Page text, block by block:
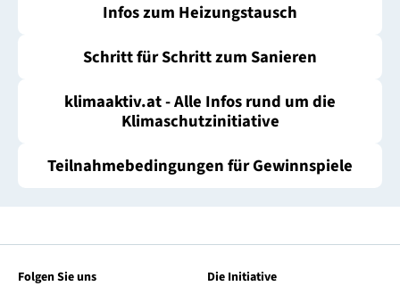
Infos zum Heizungstausch
Schritt für Schritt zum Sanieren
klimaaktiv.at - Alle Infos rund um die
Klimaschutzinitiative
Teilnahmebedingungen für Gewinnspiele
Folgen Sie uns
Die Initiative